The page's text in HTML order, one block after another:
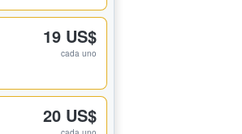
19 US$
cada uno
20 US$